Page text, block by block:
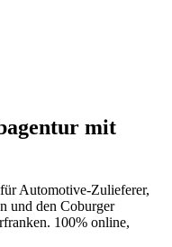
mit
Automotive-Zulieferer,
und den Coburger
100% online,